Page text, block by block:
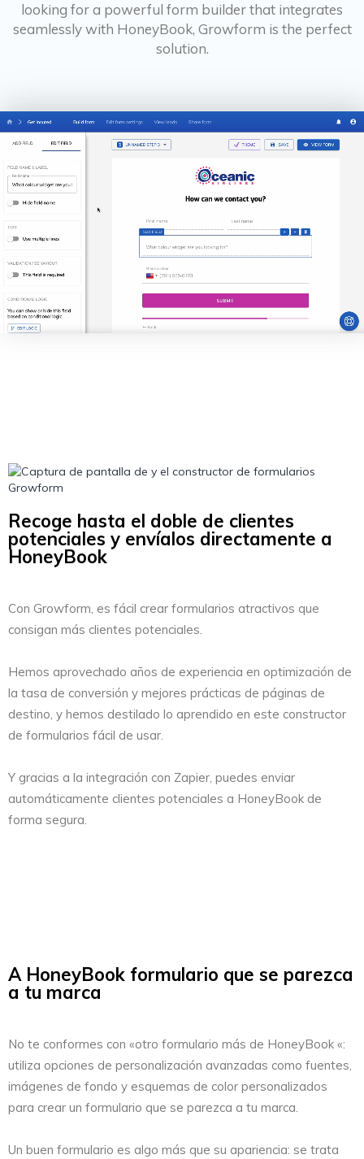
looking for a powerful form builder that integrates
seamlessly with HoneyBook, Growform is the perfect
solution.
Recoge hasta el doble de clientes
potenciales y envíalos directamente a
HoneyBook
Con Growform, es fácil crear formularios atractivos que
consigan más clientes potenciales.
Hemos aprovechado años de experiencia en optimización de
la tasa de conversión y mejores prácticas de páginas de
destino, y hemos destilado lo aprendido en este constructor
de formularios fácil de usar.
Y gracias a la integración con Zapier, puedes enviar
automáticamente clientes potenciales a HoneyBook de
forma segura.
A HoneyBook formulario que se parezca
a tu marca
No te conformes con «otro formulario más de HoneyBook «:
utiliza opciones de personalización avanzadas como fuentes,
imágenes de fondo y esquemas de color personalizados
para crear un formulario que se parezca a tu marca.
Un buen formulario es algo más que su apariencia: se trata